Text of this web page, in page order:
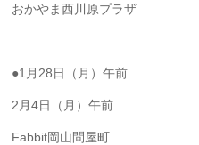
おかやま西川原プラザ
●1月28日（月）午前
2月4日（月）午前
Fabbit岡山問屋町